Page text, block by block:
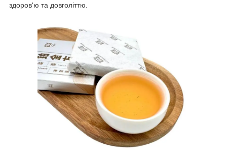
здоров'ю та довголіттю.